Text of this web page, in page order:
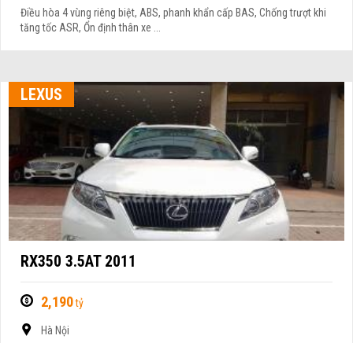
Điều hòa 4 vùng riêng biệt, ABS, phanh khẩn cấp BAS, Chống trượt khi
tăng tốc ASR, Ổn định thân xe ...
LEXUS
RX350 3.5AT 2011
2,190tỷ
Hà Nội